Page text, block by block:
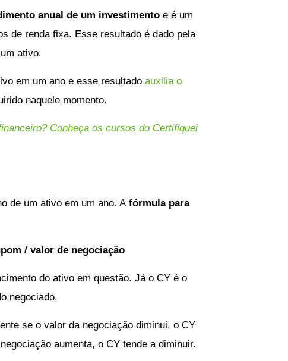
anual de um investimento e é um
de renda fixa. Esse resultado é dado pela
ativo.
em um ano e esse resultado auxilia o
naquele momento.
Conheça os cursos do Certifiquei
de um ativo em um ano. Afórmula para
/ valor de negociação
do ativo em questão. Já o CY é o
negociado.
se o valor da negociação diminui, o CY
aumenta, o CY tende a diminuir.